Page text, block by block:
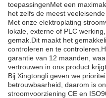
toepassingenMet een
het zelfs de meest
Met onze elektroplating
lokale, externe of PLC
gemak.Dit maakt het
controleren en te
garantie van 12 maanden,
vertrouwen in ons product krijgt.
Bij Xingtongli geven we
betrouwbaarheid, daarom is
stroomvoorziening CE en